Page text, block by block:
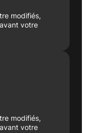
modifiés,
avant votre
modifiés,
avant votre